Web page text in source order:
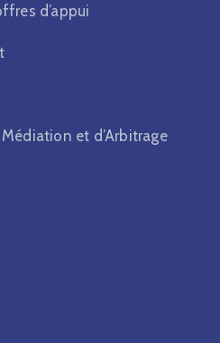
d’appui
et d’Arbitrage